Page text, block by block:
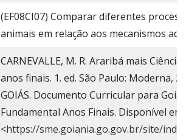
(EF08CI07) Comparar diferentes
animais em relação aos mecanismos
CARNEVALLE, M. R. Araribá mais
anos finais. 1. ed. São Paulo: Moderna,
GOIÁS. Documento Curricular para
Fundamental Anos Finais. Disponível em
<https://sme.goiania.go.gov.br/site/